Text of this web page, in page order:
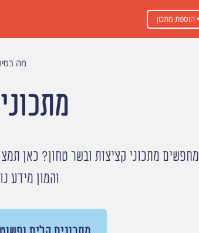
מה
מחפשים מתכוני קציצות ובשר טחון? כאן
והמון מידע